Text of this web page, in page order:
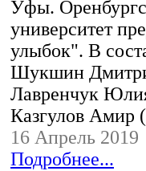
Уфы.
университет
улыбок". В
Шукшин
Лавренчук
Казгулов Амир
16 Апрель 2019
Подробнее...